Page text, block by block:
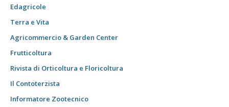
Edagricole
Terra e Vita
Agricommercio & Garden Center
Frutticoltura
Rivista di Orticoltura e Floricoltura
Il Contoterzista
Informatore Zootecnico